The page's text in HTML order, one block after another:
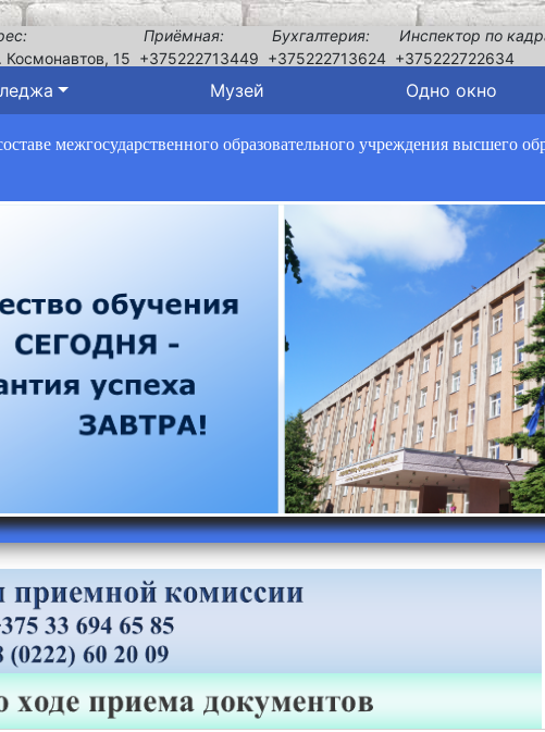
Космонавтов, 15
Приёмная:
+375222713449
Бухгалтерия:
+375222713624
Инспектор по
+375222722634
Музей Одно окно
межгосударственного образовательного учреждения высшего